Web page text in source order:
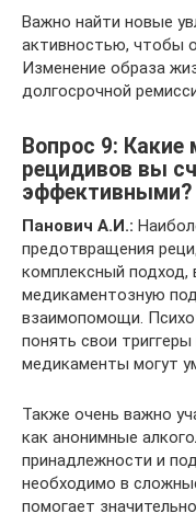
Важно найти новые
активностью, чтобы
Изменение образа
долгосрочной
Вопрос 9:
рецидивов вы
эффективными?
Панович А.И.:
предотвращения
комплексный
медикаментозную
взаимопомощи.
понять свои
медикаменты могут
Также очень важно
как анонимные
принадлежности и
необходимо в
помогает